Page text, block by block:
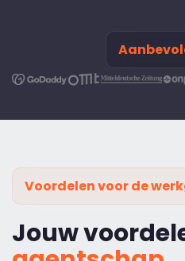
Voordelen voor de
Jouw